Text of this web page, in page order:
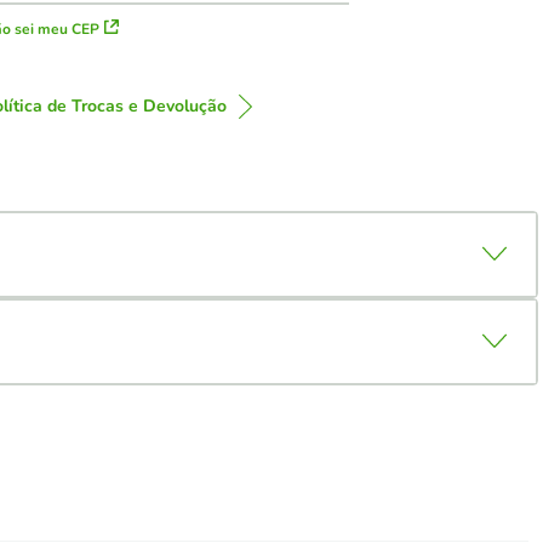
sei meu CEP
de Trocas e Devolução